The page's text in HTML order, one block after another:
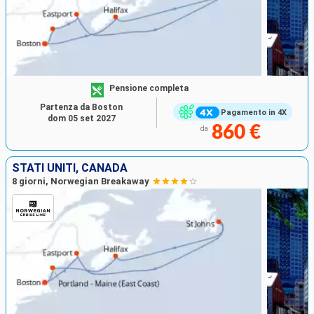
Pagamento in 4X
Pensione completa
da 860 €
Partenza da Boston
dom 05 set 2027
STATI UNITI, CANADA
8 giorni, Norwegian Breakaway